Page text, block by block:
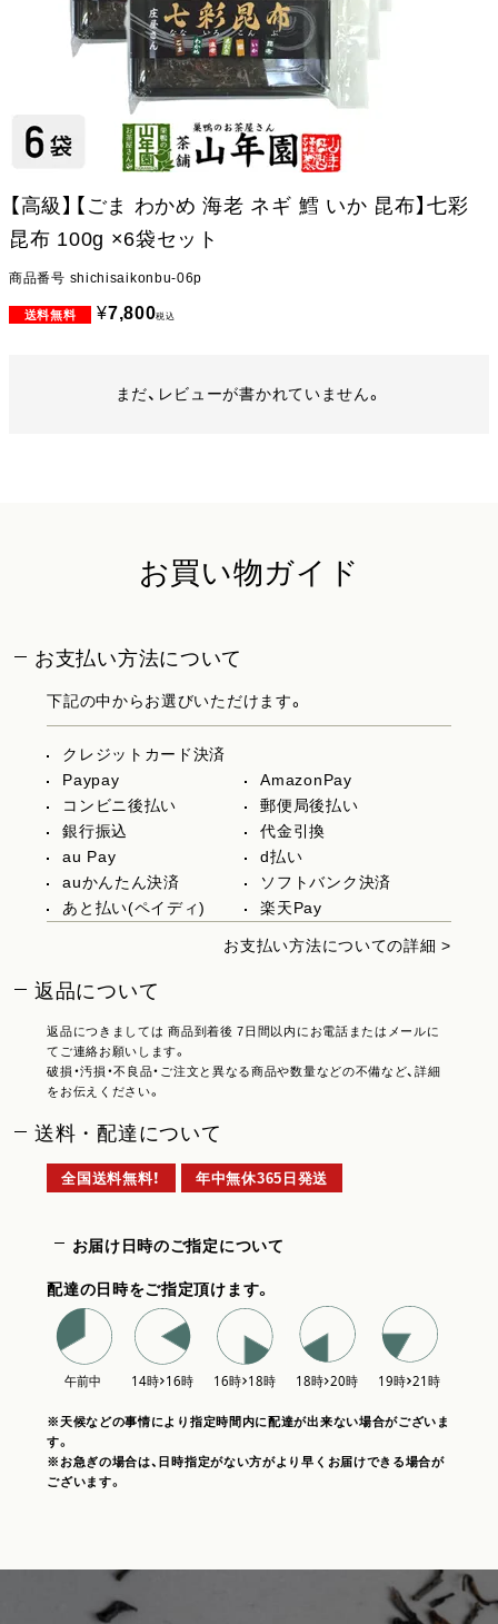
【高級】【ごま わかめ 海老 ネギ 鱈 いか 昆布】七彩
昆布 100g ×6袋セット
商品番号 shichisaikonbu-06p
¥7,800税込
まだ、レビューが書かれていません。
お買い物ガイド
お支払い方法について
下記の中からお選びいただけます。
クレジットカード決済
Paypay
AmazonPay
コンビニ後払い
郵便局後払い
銀行振込
代金引換
au Pay
d払い
auかんたん決済
ソフトバンク決済
あと払い(ペイディ)
楽天Pay
お支払い方法についての詳細 >
返品について
返品につきましては 商品到着後 7日間以内にお電話またはメールに
てご連絡お願いします。
破損・汚損・不良品・ご注文と異なる商品や数量などの不備など、詳細
をお伝えください。
送料・配達について
全国送料無料！ 年中無休365日発送
お届け日時のご指定について
配達の日時をご指定頂けます。
※天候などの事情により指定時間内に配達が出来ない場合がございま
す。
※お急ぎの場合は、日時指定がない方がより早くお届けできる場合が
ございます。